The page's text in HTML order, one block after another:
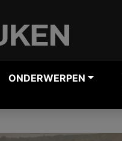
ONDERWERPEN